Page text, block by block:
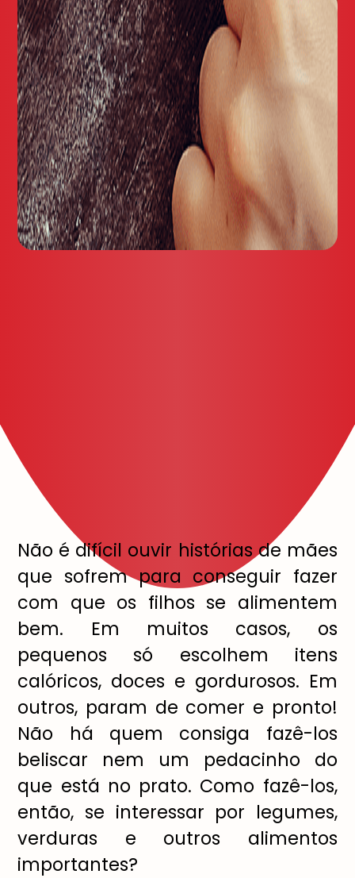
Não é difícil ouvir histórias de mães
que sofrem para conseguir fazer
com que os filhos se alimentem
bem. Em muitos casos, os
pequenos só escolhem itens
calóricos, doces e gordurosos. Em
outros, param de comer e pronto!
Não há quem consiga fazê-los
beliscar nem um pedacinho do
que está no prato. Como fazê-los,
então, se interessar por legumes,
verduras e outros alimentos
importantes?